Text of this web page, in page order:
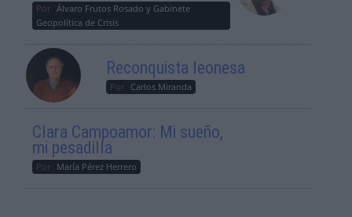
Por Álvaro Frutos Rosado y Gabinete
Geopolítica de Crisis
Reconquista leonesa
Por Carlos Miranda
Clara Campoamor: Mi sueño,
mi pesadilla
Por María Pérez Herrero